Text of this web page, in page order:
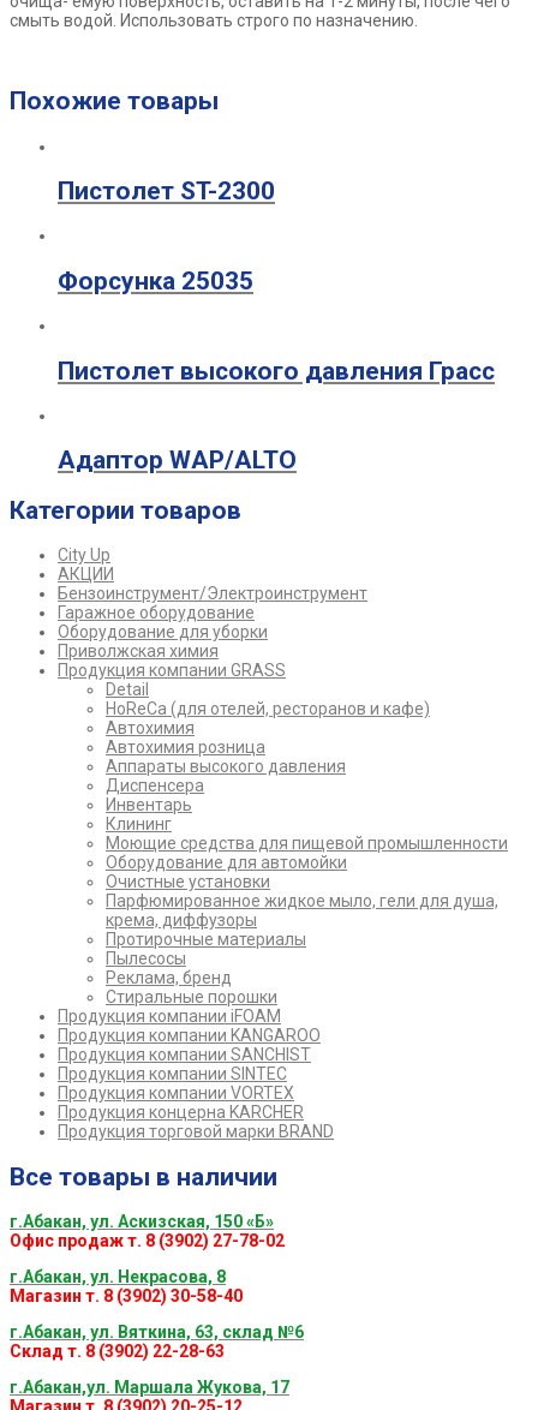
смыть водой. Использовать строго по назначению.
Похожие товары
Пистолет ST-2300
Форсунка 25035
Пистолет высокого давления Грасс
Адаптор WAP/ALTO
Категории товаров
City Up
АКЦИИ
Бензоинструмент/Электроинструмент
Гаражное оборудование
Оборудование для уборки
Приволжская химия
Продукция компании GRASS
Detail
HoReCa (для отелей, ресторанов и кафе)
Автохимия
Автохимия розница
Аппараты высокого давления
Диспенсера
Инвентарь
Клининг
Моющие средства для пищевой промышленности
Оборудование для автомойки
Очистные установки
Парфюмированное жидкое мыло, гели для душа,
крема, диффузоры
Протирочные материалы
Пылесосы
Реклама, бренд
Стиральные порошки
Продукция компании iFOAM
Продукция компании KANGAROO
Продукция компании SANCHIST
Продукция компании SINTEC
Продукция компании VORTEX
Продукция концерна KARCHER
Продукция торговой марки BRAND
Все товары в наличии
г.Абакан, ул. Аскизская, 150 «Б»
Офис продаж т. 8 (3902) 27-78-02
г.Абакан, ул. Некрасова, 8
Магазин т. 8 (3902) 30-58-40
г.Абакан, ул. Вяткина, 63, склад №6
Склад т. 8 (3902) 22-28-63
г.Абакан,ул. Маршала Жукова, 17